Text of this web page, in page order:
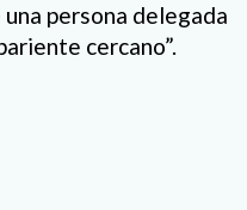
persona delegada
cercano”.